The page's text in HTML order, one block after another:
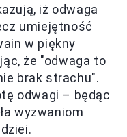
iż odwaga
umiejętność
w piękny
że "odwaga to
brak strachu".
odwagi – będąc
wyzwaniom